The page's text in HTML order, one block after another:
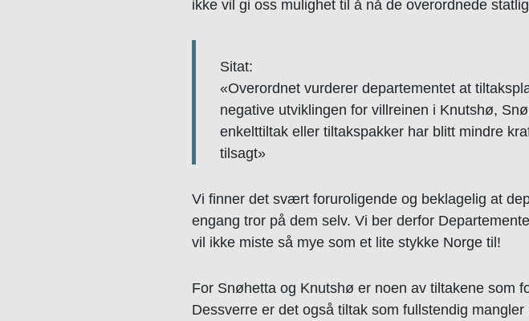
ikke vil gi oss mulighet til å nå de overordnede
Sitat:
«Overordnet vurderer departementet at
negative utviklingen for villreinen i Knutshø,
enkelttiltak eller tiltakspakker har blitt mindre
tilsagt»
Vi finner det svært foruroligende og beklagelig at
engang tror på dem selv. Vi ber derfor
vil ikke miste så mye som et lite stykke Norge til!
For Snøhetta og Knutshø er noen av tiltakene som
Dessverre er det også tiltak som fullstendig